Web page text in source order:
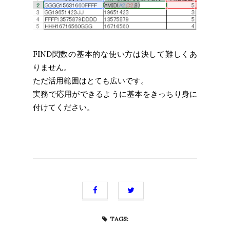
FIND関数の基本的な使い方は決して難しくあ
りません。
ただ活用範囲はとても広いです。
実務で応用ができるように基本をきっちり身に
付けてください。
TAGS: